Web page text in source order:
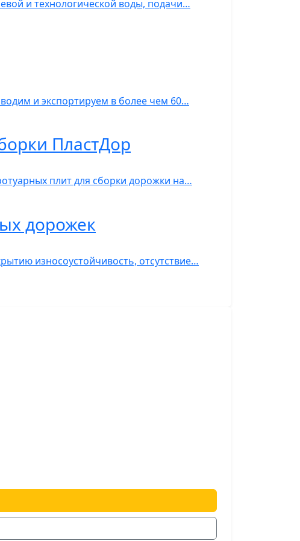
и технологической воды, подачи…
и экспортируем в более чем 60…
ПластДор
плит для сборки дорожки на…
дорожек
износоустойчивость, отсутствие…